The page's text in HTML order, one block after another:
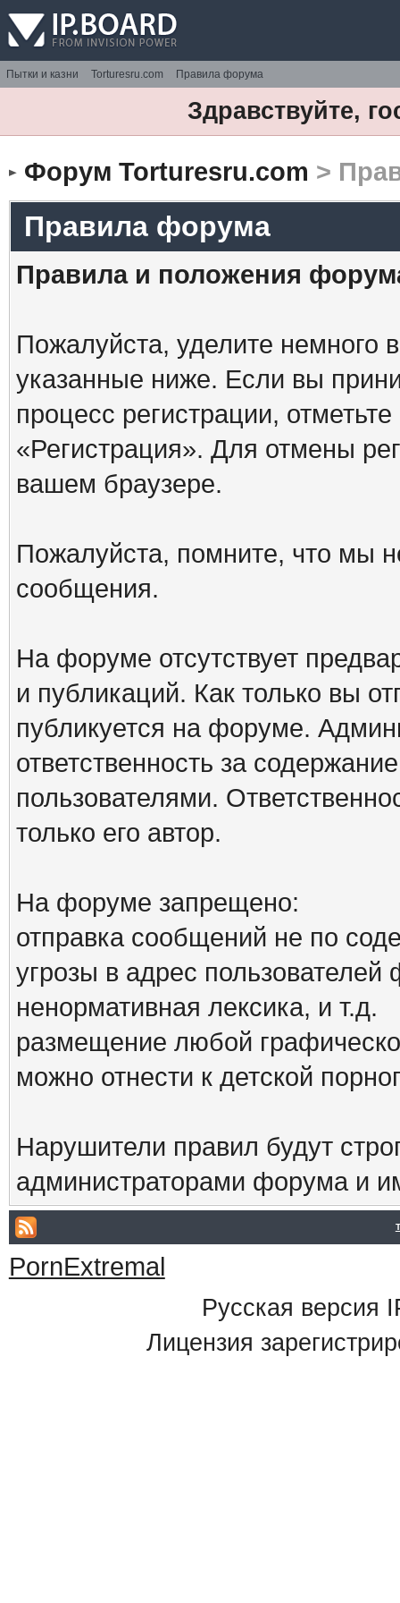
Пытки и казни Torturesru.com Правила форума
Здравствуйте,
Форум Torturesru.com >
Правила форума
Правила и положения
Пожалуйста, уделите немного
указанные ниже. Если вы
процесс регистрации,
«Регистрация». Для отмены
вашем браузере.
Пожалуйста, помните, что мы
сообщения.
На форуме отсутствует
и публикаций. Как только вы
публикуется на форуме.
ответственность за
пользователями.
только его автор.
На форуме запрещено:
отправка сообщений не по
угрозы в адрес
ненормативная лексика, и т.д.
размещение любой
можно отнести к детской
Нарушители правил будут
администраторами форума и
PornExtremal
Русская версия
Лицензия